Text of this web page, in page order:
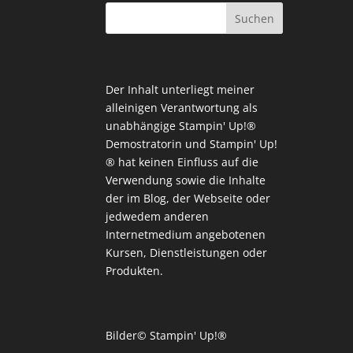
Der Inhalt unterliegt meiner
alleinigen Verantwortung als
unabhängige Stampin' Up!®
Demostratorin und Stampin' Up!
® hat keinen Einfluss auf die
Verwendung sowie die Inhalte
der im Blog, der Webseite oder
jedwedem anderen
Internetmedium angebotenen
Kursen, Dienstleistungen oder
Produkten.
Bilder© Stampin' Up!®